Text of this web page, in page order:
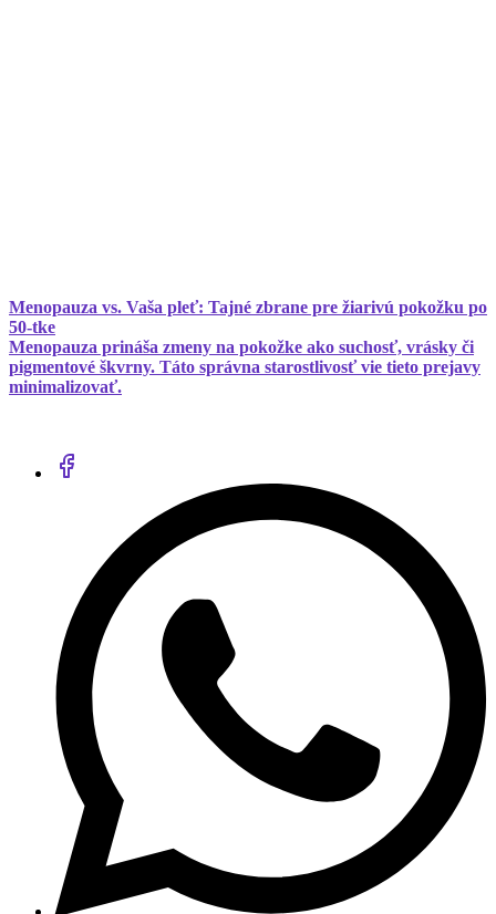
Menopauza vs. Vaša pleť: Tajné zbrane pre žiarivú pokožku po
50-tke
Menopauza prináša zmeny na pokožke ako suchosť, vrásky či
pigmentové škvrny. Táto správna starostlivosť vie tieto prejavy
minimalizovať.